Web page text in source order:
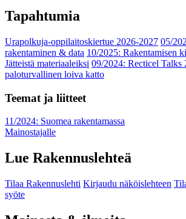
Tapahtumia
Urapolkuja-oppilaitoskiertue 2026-2027 05/
rakentaminen & data 10/2025: Rakentamisen
Jätteistä materiaaleiksi 09/2024: Recticel Talks
paloturvallinen loiva katto
Teemat ja liitteet
11/2024: Suomea rakentamassa
Mainostajalle
Lue Rakennuslehteä
Tilaa Rakennuslehti Kirjaudu näköislehteen
syöte